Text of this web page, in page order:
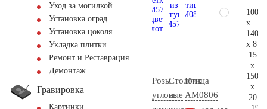
Уход за могилкой
Установка оград
Установка цоколя
Укладка плитки
Ремонт и Реставрация
Демонтаж
Гравировка
Картинки
Розы
угловые
Столбик
из
Птица
AM0806
100
x
140
x 8
15
x
150
x
20